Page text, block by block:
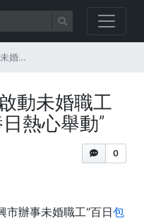
心舉動”
動未婚職工
熱心舉動”
0
市辦事未婚職工“百日包